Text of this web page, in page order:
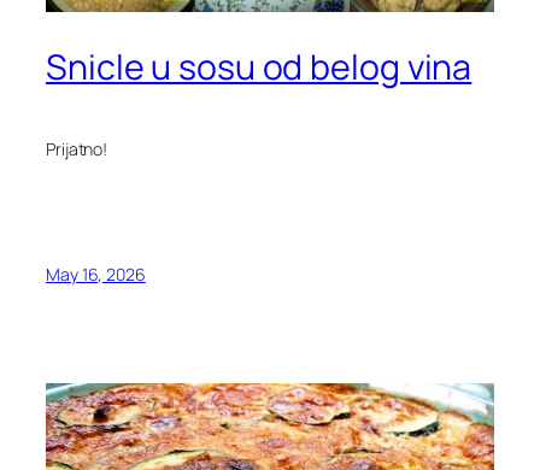
Snicle u sosu od belog vina
Prijatno!
May 16, 2026